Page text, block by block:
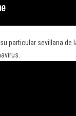
particular sevillana de